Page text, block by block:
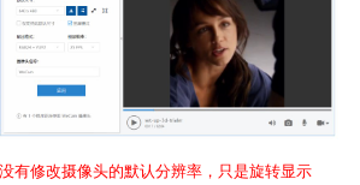
有修改摄像头的默认分辨率，只是旋转显示